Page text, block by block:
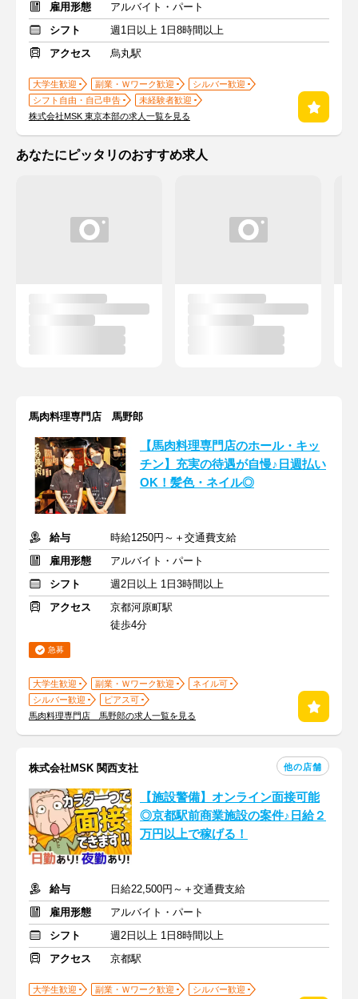
雇用形態
アルバイト・パート
シフト
週1日以上 1日8時間以上
アクセス
烏丸駅
大学生歓迎 副業・Ｗワーク歓迎
シルバー歓迎
シフト自由・自己申告
未経験者歓迎
株式会社MSK 東京本部の求人一覧を見る
あなたにピッタリのおすすめ求人
馬肉料理専門店 馬野郎
【馬肉料理専門店のホール・キッ
チン】充実の待遇が自慢♪日週払い
OK！髪色・ネイル◎
給与
時給1250円～＋交通費支給
雇用形態
アルバイト・パート
シフト
週2日以上 1日3時間以上
アクセス
京都河原町駅
徒歩4分
急募
大学生歓迎 副業・Ｗワーク歓迎
ネイル可
シルバー歓迎
ピアス可
馬肉料理専門店 馬野郎の求人一覧を見る
株式会社MSK 関西支社 他の店舗
【施設警備】オンライン面接可能
◎京都駅前商業施設の案件♪日給２
万円以上で稼げる！
給与
日給22,500円～＋交通費支給
雇用形態
アルバイト・パート
シフト
週2日以上 1日8時間以上
アクセス
京都駅
大学生歓迎 副業・Ｗワーク歓迎 シルバー歓迎